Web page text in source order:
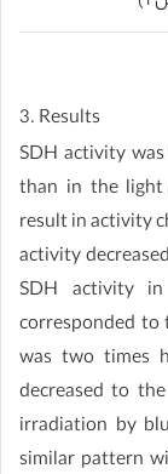
3. Results
SDH activity
than in the
result in activity
activity
SDH activity
corresponded to
was two times
decreased to
irradiation by
similar pattern